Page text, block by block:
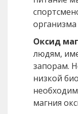
Оксид
людям,
запорам.
низкой
магния